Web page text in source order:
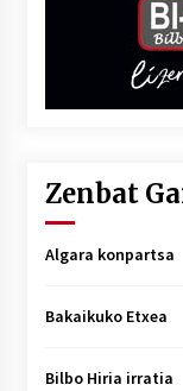
Zenbat
Algara konpartsa
Bakaikuko Etxea
Bilbo Hiria irratia